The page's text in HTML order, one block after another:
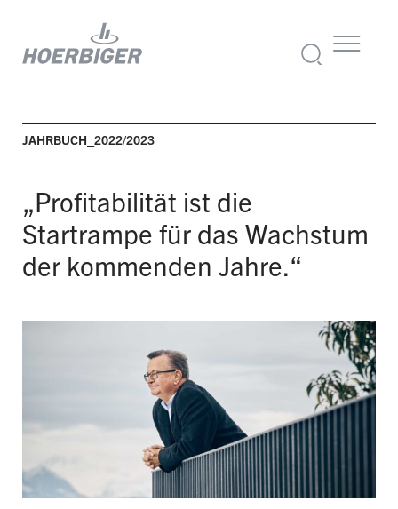
JAHRBUCH_2022/2023
„Profitabilität ist die
Startrampe für das Wachstum
der kommenden Jahre.“